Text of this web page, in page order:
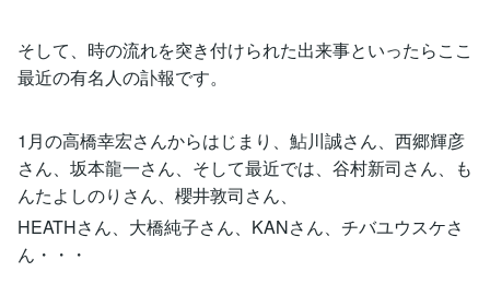
そして、時の流れを突き付けられた出来事といったらここ
最近の有名人の訃報です。
1月の高橋幸宏さんからはじまり、鮎川誠さん、西郷輝彦
さん、坂本龍一さん、そして最近では、谷村新司さん、も
んたよしのりさん、櫻井敦司さん、
HEATHさん、大橋純子さん、KANさん、チバユウスケさ
ん・・・